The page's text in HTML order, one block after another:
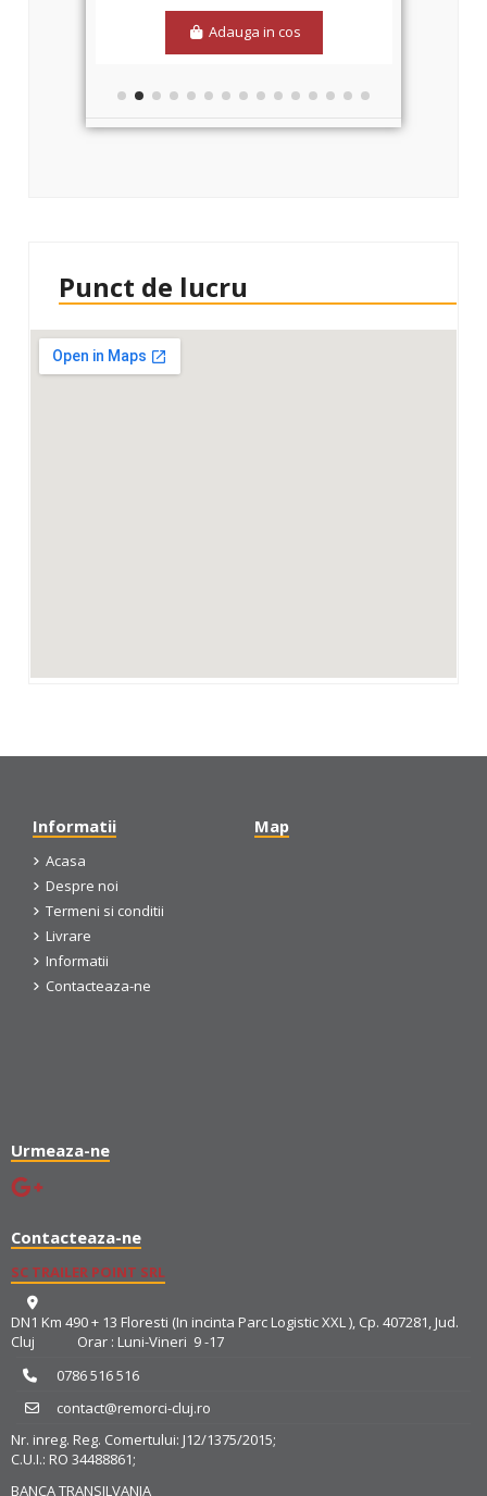
Adauga in cos
Punct de lucru
Informatii
Acasa
Despre noi
Termeni si conditii
Livrare
Informatii
Contacteaza-ne
Map
Urmeaza-ne
Contacteaza-ne
SC TRAILER POINT SRL
DN1 Km 490 + 13 Floresti (In incinta Parc Logistic XXL ), Cp. 407281, Jud.
Cluj Orar : Luni-Vineri 9 -17
0786 516 516
contact@remorci-cluj.ro
Nr. inreg. Reg. Comertului: J12/1375/2015;
C.U.I.: RO 34488861;
BANCA TRANSILVANIA